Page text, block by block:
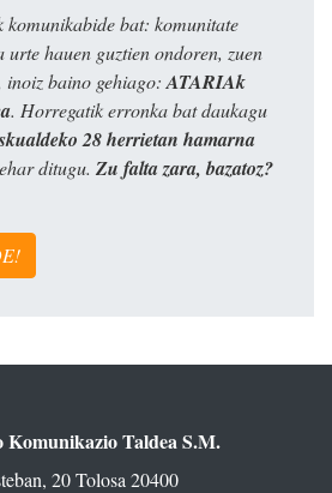
komunikabide bat: komunitate
urte hauen guztien ondoren, zuen
inoiz baino gehiago:ATARIAk
. Horregatik erronka bat daukagu
28 herrietan hamarna
ditugu. Zu falta zara, bazatoz?
Komunikazio Taldea S.M.
20 Tolosa 20400